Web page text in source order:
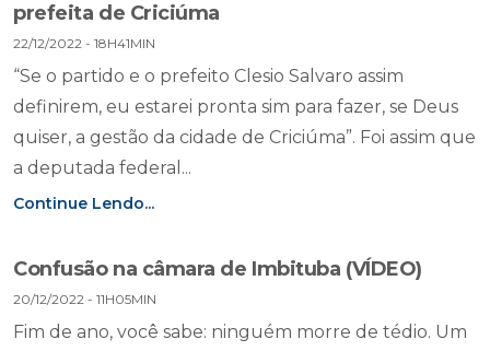
prefeita de Criciúma
22/12/2022 - 18H41MIN
“Se o partido e o prefeito Clesio Salvaro assim
definirem, eu estarei pronta sim para fazer, se Deus
quiser, a gestão da cidade de Criciúma”. Foi assim que
a deputada federal...
Continue Lendo...
Confusão na câmara de Imbituba (VÍDEO)
20/12/2022 - 11H05MIN
Fim de ano, você sabe: ninguém morre de tédio. Um